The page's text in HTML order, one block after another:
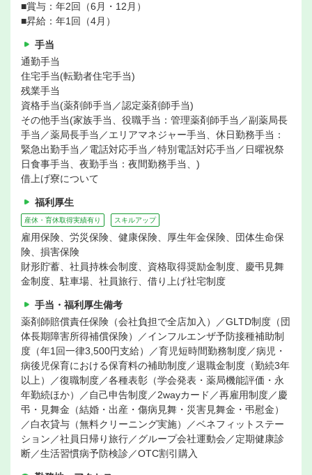
■賞与：年2回（6月・12月）
■昇給：年1回（4月）
手当
通勤手当
住宅手当(転勤者住宅手当)
残業手当
資格手当(薬剤師手当／認定薬剤師手当)
その他手当(家族手当、役職手当：管理薬剤師手当／副薬局長
手当／薬局長手当／エリアマネジャー手当、休日勤務手当：
緊急出勤手当／電話対応手当／特別電話対応手当／日曜祝祭
日食事手当、夜勤手当：夜間勤務手当、)
借上げ寮について
福利厚生
産休・育休取得実績有り スキルアップ
雇用保険、労災保険、健康保険、厚生年金保険、団体生命保
険、損害保険
財形貯蓄、社員持株会制度、資格取得奨励金制度、慶弔見舞
金制度、駐車場、社員旅行、借り上げ社宅制度
手当・福利厚生備考
薬剤師賠償責任保険（会社負担で全店加入）／GLTD制度（団
体長期障害所得補償保険）／インフルエンザ予防接種補助制
度（年1回一律3,500円支給）／育児短時間勤務制度／病児・
病後児保育における保育料の補助制度／退職金制度（勤続3年
以上）／復職制度／各種表彰（学会発表・薬局機能評価・永
年勤続ほか）／自己申告制度／2wayカード／再雇用制度／慶
弔・見舞金（結婚・出産・傷病見舞・災害見舞金・弔慰金）
／白衣貸与（無料クリーニング実施）／ベネフィットステー
ション／社員日帰り旅行／グループ会社運動会／定期健康診
断／生活習慣病予防検診／OTC割引購入